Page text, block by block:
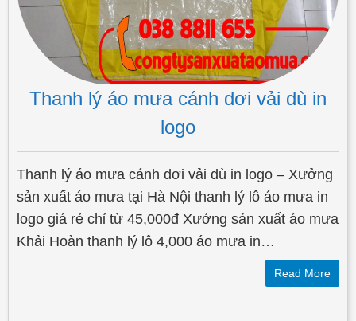
Thanh lý áo mưa cánh dơi vải dù in
logo
Thanh lý áo mưa cánh dơi vải dù in logo – Xưởng
sản xuất áo mưa tại Hà Nội thanh lý lô áo mưa in
logo giá rẻ chỉ từ 45,000đ Xưởng sản xuất áo mưa
Khải Hoàn thanh lý lô 4,000 áo mưa in…
Read More